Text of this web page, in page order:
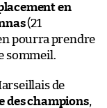
en
(21
pourra prendre
sommeil.
de
des champions,